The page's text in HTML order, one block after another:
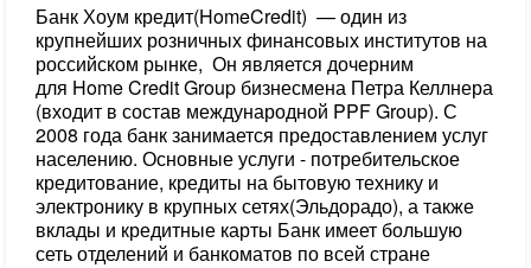
Банк Хоум кредит(HomeCredit) — один из
крупнейших розничных финансовых институтов на
российском рынке, Он является дочерним
для Home Credit Group бизнесмена Петра Келлнера
(входит в состав международной PPF Group). С
2008 года банк занимается предоставлением услуг
населению. Основные услуги - потребительское
кредитование, кредиты на бытовую технику и
электронику в крупных сетях(Эльдорадо), а также
вклады и кредитные карты Банк имеет большую
сеть отделений и банкоматов по всей стране